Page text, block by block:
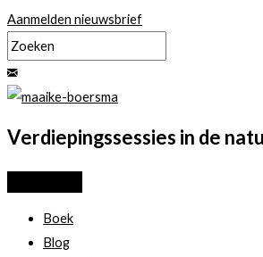
Ga
naar
de
inhoud
Aanmelden nieuwsbrief
Verdiepingssessies in de
Boek
Blog